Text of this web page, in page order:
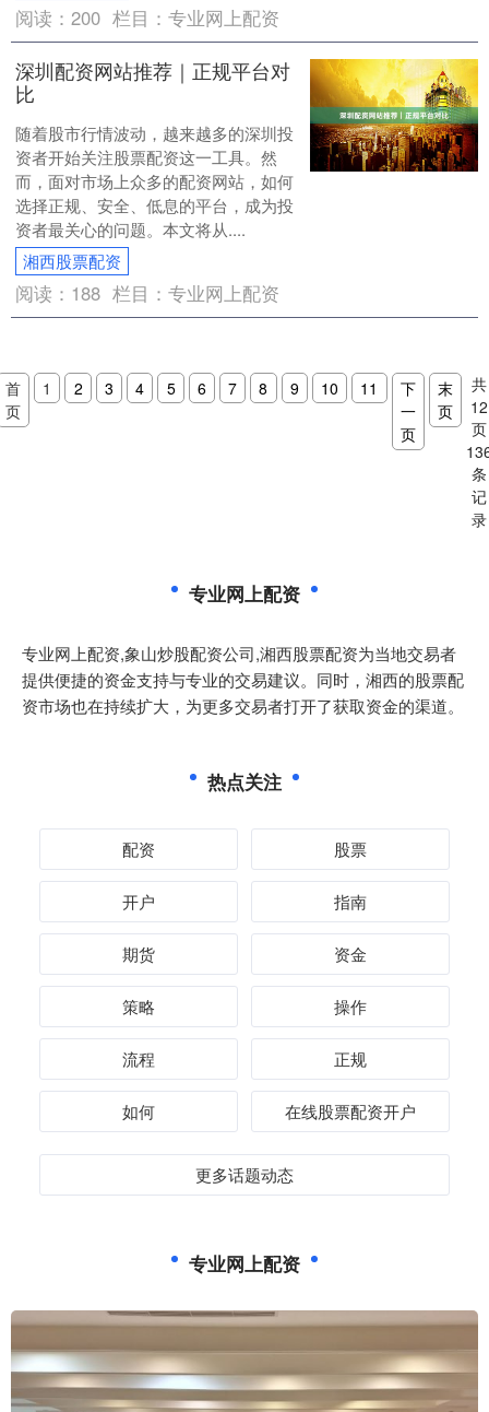
阅读：200 栏目：专业网上配资
深圳配资网站推荐｜正规平台对
比
随着股市行情波动，越来越多的深圳投
资者开始关注股票配资这一工具。然
而，面对市场上众多的配资网站，如何
选择正规、安全、低息的平台，成为投
资者最关心的问题。本文将从....
湘西股票配资
阅读： 188 栏目：专业网上配资
首
页
1 2 3 4 5 6 7 8 9 10 11
下
一
页
末
页
共
12
页
条
记
录
专业网上配资
专业网上配资,象山炒股配资公司,湘西股票配资为当地交易者
提供便捷的资金支持与专业的交易建议。同时，湘西的股票配
资市场也在持续扩大，为更多交易者打开了获取资金的渠道。
热点关注
配资 股票
开户 指南
期货 资金
策略 操作
流程 正规
如何 在线股票配资开户
更多话题动态
专业网上配资